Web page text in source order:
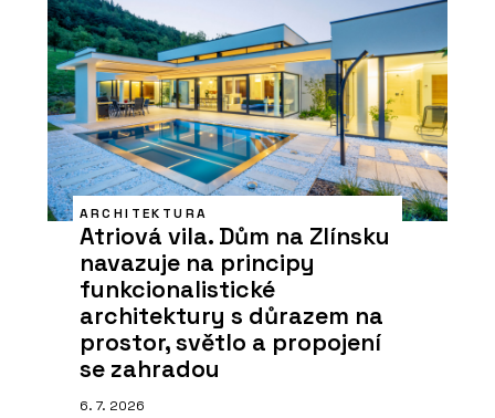
ARCHITEKTURA
Atriová vila. Dům na Zlínsku
navazuje na principy
funkcionalistické
architektury s důrazem na
prostor, světlo a propojení
se zahradou
6. 7. 2026